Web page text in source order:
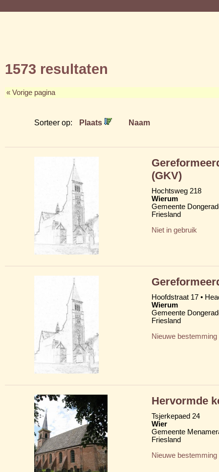
1573 resultaten
« Vorige pagina
Sorteer op: Plaats Naam
(GKV)
Hochtsweg 218
Wierum
Gemeente
Friesland
Niet in gebruik
Hoofdstraat 17 •
Wierum
Gemeente
Friesland
Nieuwe bestemming
Hervormde
Tsjerkepaed 24
Wier
Gemeente
Friesland
Nieuwe bestemming